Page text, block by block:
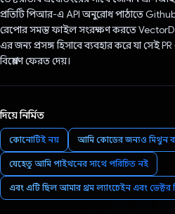
প্রতিটি পিআর-এ API অনুরোধ পাঠাতে
রেপোর সমস্ত ফাইল সংরক্ষণ করতে
এর জন্য প্রসঙ্গ হিসাবে ব্যবহার করে যা সেই
বিশ্লেষণ ফেরত দেয়।
দিয়ে নির্মিত
কোনোটিই নয় আমি কোডের জন্যও মিথুন
যেহেতু আমি পাইথনের সাথে পরিচিত নই
এবং এটি ছিল আমার প্রথম ল্যাংচেইন এবং ভেক্টর